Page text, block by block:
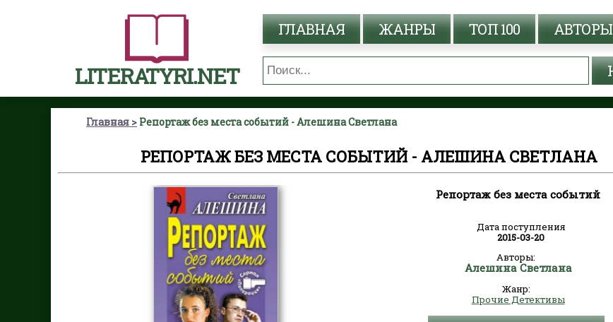
LITERATYRI.NET
ГЛАВНАЯ ЖАНРЫ ТОП 100 АВТОРЫ
Главная Репортаж без места событий - Алешина Светлана
РЕПОРТАЖ БЕЗ МЕСТА СОБЫТИЙ - АЛЕШИНА СВЕТЛАНА
Репортаж без места событий
Дата поступления
2015-03-20
Авторы:
Алешина Светлана
Жанр:
Прочие Детективы